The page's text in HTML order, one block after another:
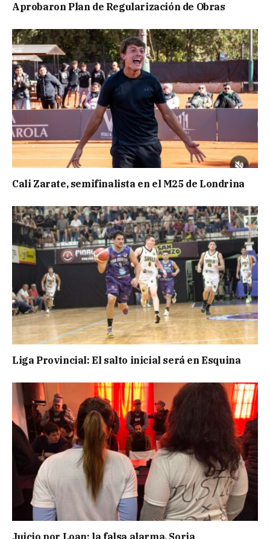
Aprobaron Plan de Regularización de Obras
Cali Zarate, semifinalista en el M25 de Londrina
Liga Provincial: El salto inicial será en Esquina